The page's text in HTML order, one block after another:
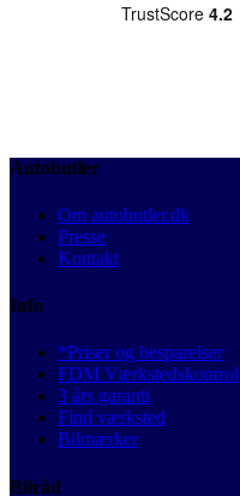
Autobutler
Om autobutler.dk
Presse
Kontakt
Info
*Priser og besparelser
FDM Værkstedskontrol
3 års garanti
Find værksted
Bilmærker
Bilråd